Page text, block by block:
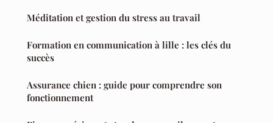
Méditation et gestion du stress au travail
Formation en communication à lille : les clés du
succès
Assurance chien : guide pour comprendre son
fonctionnement